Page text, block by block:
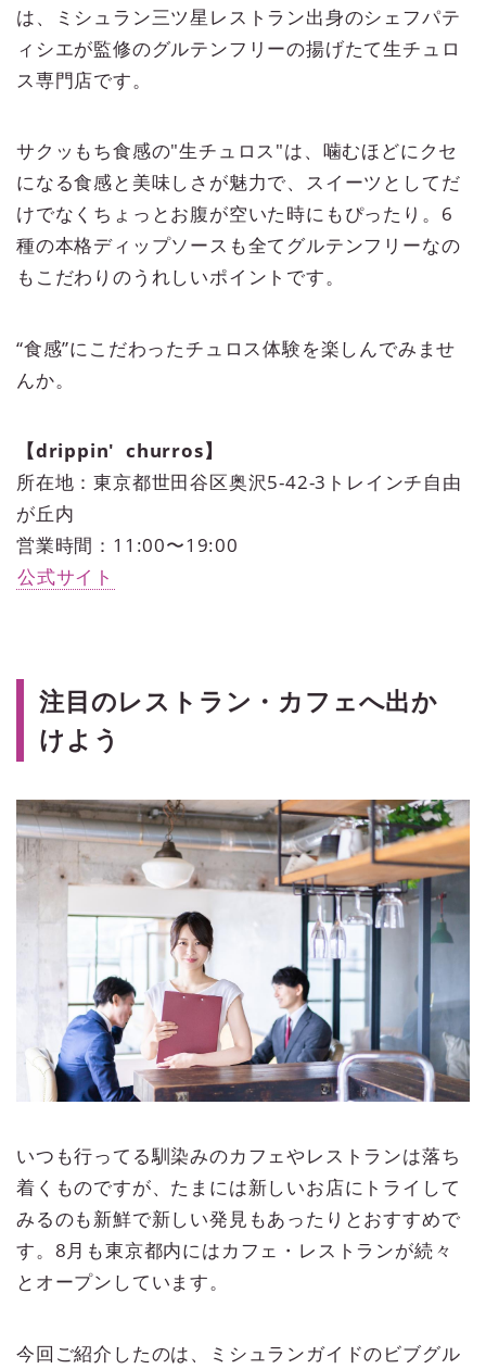
は、ミシュラン三ツ星レストラン出身のシェフパテ
ィシエが監修のグルテンフリーの揚げたて生チュロ
ス専門店です。
サクッもち食感の"生チュロス"は、噛むほどにクセ
になる食感と美味しさが魅力で、スイーツとしてだ
けでなくちょっとお腹が空いた時にもぴったり。​​6
種の本格ディップソースも全てグルテンフリーなの
もこだわりのうれしいポイントです。
“食感”にこだわったチュロス体験を楽しんでみませ
んか。
【drippin' churros】
所在地：東京都世田谷区奥沢5-42-3トレインチ自由
が丘内
営業時間：11:00〜19:00
公式サイト
注目のレストラン・カフェへ出か
けよう
いつも行ってる馴染みのカフェやレストランは落ち
着くものですが、たまには新しいお店にトライして
みるのも新鮮で新しい発見もあったりとおすすめで
す。8月も東京都内にはカフェ・レストランが続々
とオープンしています。
今回ご紹介したのは、ミシュランガイドのビブグル